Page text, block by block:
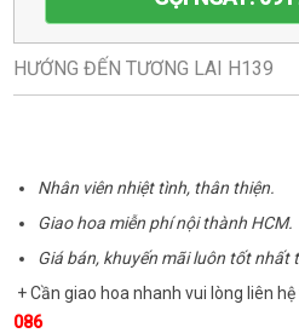
HƯỚNG ĐẾN TƯƠNG LAI H139
Nhân viên nhiệt tình, thân thiện.
Giao hoa miễn phí nội thành HCM.
Giá bán, khuyến mãi luôn tốt nhất
+ Cần giao hoa nhanh vui lòng liên
086